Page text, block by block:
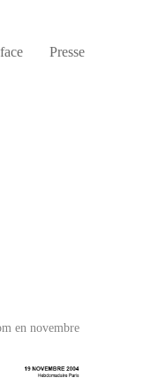
Presse
en novembre